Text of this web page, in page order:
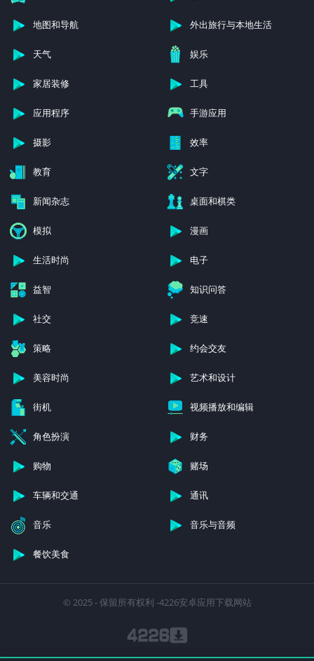
卡牌 图书与工具书
地图和导航 外出旅行与本地生活
天气 娱乐
家居装修 工具
应用程序 手游应用
摄影 效率
教育 文字
新闻杂志 桌面和棋类
模拟 漫画
生活时尚 电子
益智 知识问答
社交 竞速
策略 约会交友
美容时尚 艺术和设计
街机 视频播放和编辑
角色扮演 财务
购物 赌场
车辆和交通 通讯
音乐
© 2025 - 保留所有权利 -4226安卓应用下载网站